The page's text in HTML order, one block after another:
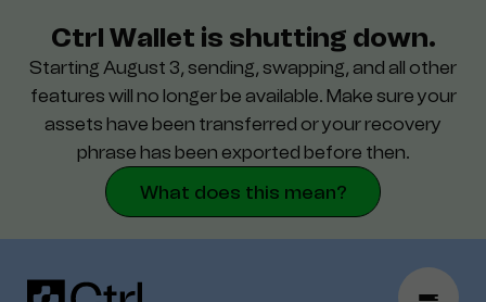
Ctrl Wallet is shutting down.
Starting August 3, sending, swapping, and all other
features will no longer be available. Make sure your
assets have been transferred or your recovery
phrase has been exported before then.
What does this mean?
Support
Sicherheit